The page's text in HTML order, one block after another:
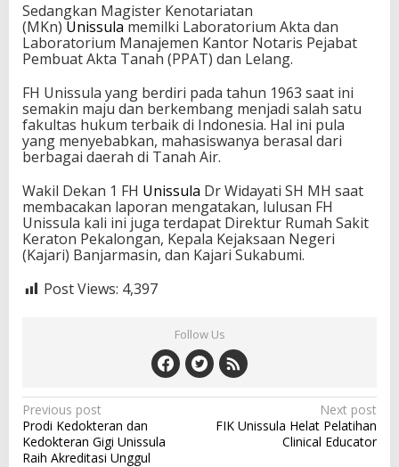
Sedangkan Magister Kenotariatan
(MKn) Unissula memilki Laboratorium Akta dan
Laboratorium Manajemen Kantor Notaris Pejabat
Pembuat Akta Tanah (PPAT) dan Lelang.
FH Unissula yang berdiri pada tahun 1963 saat ini
semakin maju dan berkembang menjadi salah satu
fakultas hukum terbaik di Indonesia. Hal ini pula
yang menyebabkan, mahasiswanya berasal dari
berbagai daerah di Tanah Air.
Wakil Dekan 1 FH Unissula Dr Widayati SH MH saat
membacakan laporan mengatakan, lulusan FH
Unissula kali ini juga terdapat Direktur Rumah Sakit
Keraton Pekalongan, Kepala Kejaksaan Negeri
(Kajari) Banjarmasin, dan Kajari Sukabumi.
Post Views: 4,397
Follow Us
Post
navigation
Previous post
Prodi Kedokteran dan
Kedokteran Gigi Unissula
Raih Akreditasi Unggul
Next post
FIK Unissula Helat Pelatihan
Clinical Educator